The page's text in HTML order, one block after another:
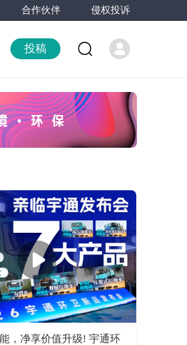
合作伙伴 侵权投诉
投稿
，净享价值升级! 宇通环